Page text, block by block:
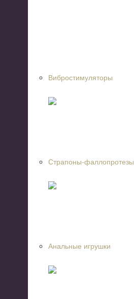
Вибростимуляторы
Страпоны-фаллопротезы
Анальные игрушки